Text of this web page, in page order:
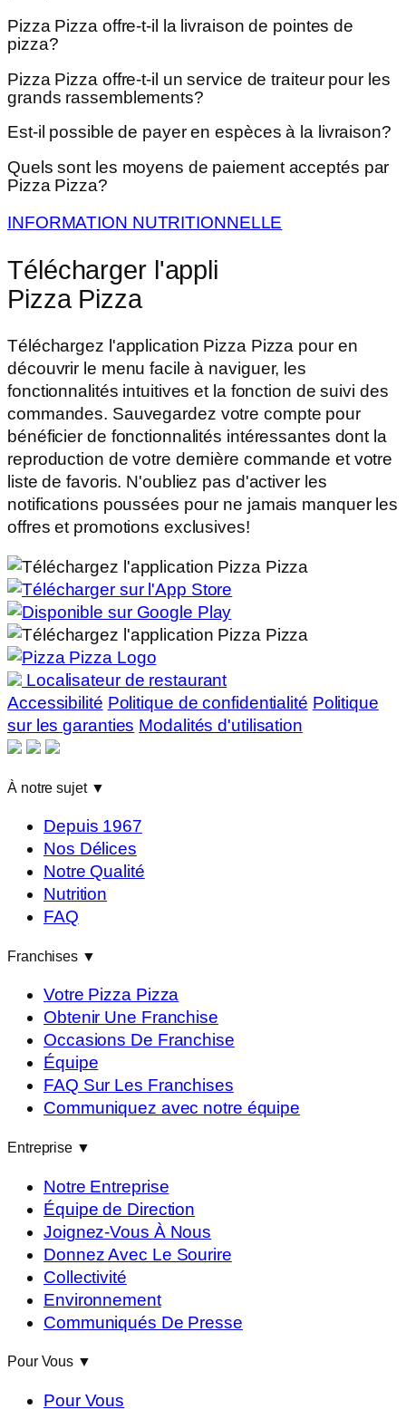
Pizza Pizza offre-t-il la livraison de pointes de
pizza?
Pizza Pizza offre-t-il un service de traiteur pour les
grands rassemblements?
Est-il possible de payer en espèces à la livraison?
Quels sont les moyens de paiement acceptés par
Pizza Pizza?
INFORMATION NUTRITIONNELLE
Télécharger l'appli
Pizza Pizza
Téléchargez l'application Pizza Pizza pour en
découvrir le menu facile à naviguer, les
fonctionnalités intuitives et la fonction de suivi des
commandes. Sauvegardez votre compte pour
bénéficier de fonctionnalités intéressantes dont la
reproduction de votre dernière commande et votre
liste de favoris. N'oubliez pas d'activer les
notifications poussées pour ne jamais manquer les
offres et promotions exclusives!
Localisateur de restaurant
Accessibilité Politique de confidentialité Politique
sur les garanties Modalités d'utilisation
À notre sujet ▼
Depuis 1967
Nos Délices
Notre Qualité
Nutrition
FAQ
Franchises ▼
Votre Pizza Pizza
Obtenir Une Franchise
Occasions De Franchise
Équipe
FAQ Sur Les Franchises
Communiquez avec notre équipe
Entreprise ▼
Notre Entreprise
Équipe de Direction
Joignez-Vous À Nous
Donnez Avec Le Sourire
Collectivité
Environnement
Communiqués De Presse
Pour Vous ▼
Pour Vous